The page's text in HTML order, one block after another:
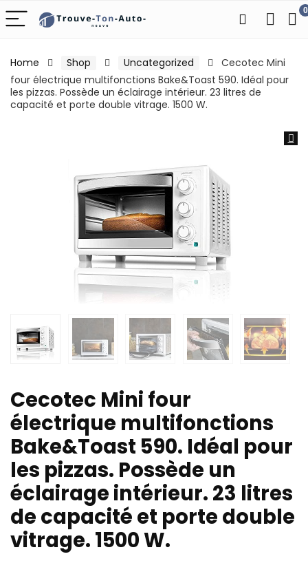
0
Home Shop Uncategorized
Cecotec Mini
four électrique multifonctions Bake&Toast 590. Idéal pour
les pizzas. Possède un éclairage intérieur. 23 litres de
capacité et porte double vitrage. 1500 W.
Cecotec Mini four
électrique multifonctions
Bake&Toast 590. Idéal pour
les pizzas. Possède un
éclairage intérieur. 23 litres
de capacité et porte double
vitrage. 1500 W.